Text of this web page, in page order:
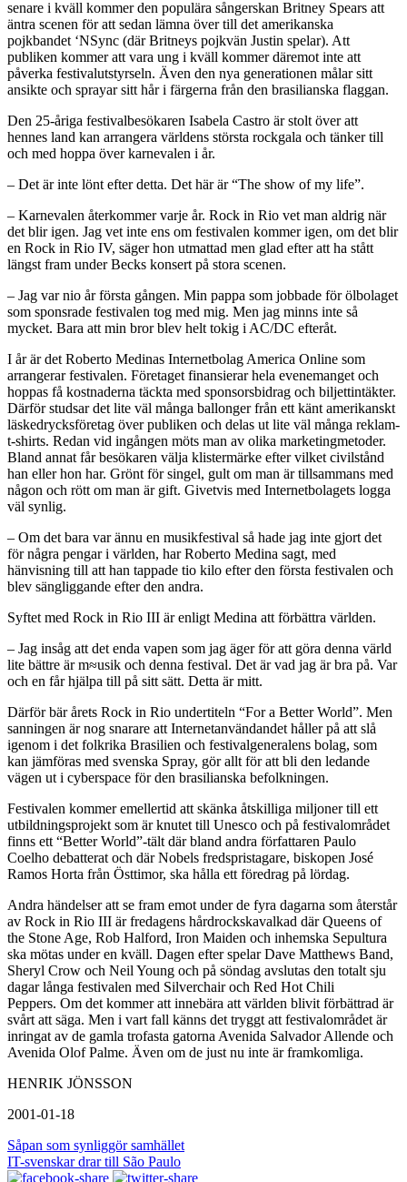
senare i kväll kommer den populära sångerskan Britney Spears att
äntra scenen för att sedan lämna över till det amerikanska
pojkbandet ‘NSync (där Britneys pojkvän Justin spelar). Att
publiken kommer att vara ung i kväll kommer däremot inte att
påverka festivalutstyrseln. Även den nya generationen målar sitt
ansikte och sprayar sitt hår i färgerna från den brasilianska flaggan.
Den 25-åriga festivalbesökaren Isabela Castro är stolt över att
hennes land kan arrangera världens största rockgala och tänker till
och med hoppa över karnevalen i år.
– Det är inte lönt efter detta. Det här är “The show of my life”.
– Karnevalen återkommer varje år. Rock in Rio vet man aldrig när
det blir igen. Jag vet inte ens om festivalen kommer igen, om det blir
en Rock in Rio IV, säger hon utmattad men glad efter att ha stått
längst fram under Becks konsert på stora scenen.
– Jag var nio år första gången. Min pappa som jobbade för ölbolaget
som sponsrade festivalen tog med mig. Men jag minns inte så
mycket. Bara att min bror blev helt tokig i AC/DC efteråt.
I år är det Roberto Medinas Internetbolag America Online som
arrangerar festivalen. Företaget finansierar hela evenemanget och
hoppas få kostnaderna täckta med sponsorsbidrag och biljettintäkter.
Därför studsar det lite väl många ballonger från ett känt amerikanskt
läskedrycksföretag över publiken och delas ut lite väl många reklam-
t-shirts. Redan vid ingången möts man av olika marketingmetoder.
Bland annat får besökaren välja klistermärke efter vilket civilstånd
han eller hon har. Grönt för singel, gult om man är tillsammans med
någon och rött om man är gift. Givetvis med Internetbolagets logga
väl synlig.
– Om det bara var ännu en musikfestival så hade jag inte gjort det
för några pengar i världen, har Roberto Medina sagt, med
hänvisning till att han tappade tio kilo efter den första festivalen och
blev sängliggande efter den andra.
Syftet med Rock in Rio III är enligt Medina att förbättra världen.
– Jag insåg att det enda vapen som jag äger för att göra denna värld
lite bättre är m≈usik och denna festival. Det är vad jag är bra på. Var
och en får hjälpa till på sitt sätt. Detta är mitt.
Därför bär årets Rock in Rio undertiteln “For a Better World”. Men
sanningen är nog snarare att Internetanvändandet håller på att slå
igenom i det folkrika Brasilien och festivalgeneralens bolag, som
kan jämföras med svenska Spray, gör allt för att bli den ledande
vägen ut i cyberspace för den brasilianska befolkningen.
Festivalen kommer emellertid att skänka åtskilliga miljoner till ett
utbildningsprojekt som är knutet till Unesco och på festivalområdet
finns ett “Better World”-tält där bland andra författaren Paulo
Coelho debatterat och där Nobels fredspristagare, biskopen José
Ramos Horta från Östtimor, ska hålla ett föredrag på lördag.
Andra händelser att se fram emot under de fyra dagarna som återstår
av Rock in Rio III är fredagens hårdrockskavalkad där Queens of
the Stone Age, Rob Halford, Iron Maiden och inhemska Sepultura
ska mötas under en kväll. Dagen efter spelar Dave Matthews Band,
Sheryl Crow och Neil Young och på söndag avslutas den totalt sju
dagar långa festivalen med Silverchair och Red Hot Chili
Peppers. Om det kommer att innebära att världen blivit förbättrad är
svårt att säga. Men i vart fall känns det tryggt att festivalområdet är
inringat av de gamla trofasta gatorna Avenida Salvador Allende och
Avenida Olof Palme. Även om de just nu inte är framkomliga.
HENRIK JÖNSSON
2001-01-18
Såpan som synliggör samhället
IT-svenskar drar till São Paulo